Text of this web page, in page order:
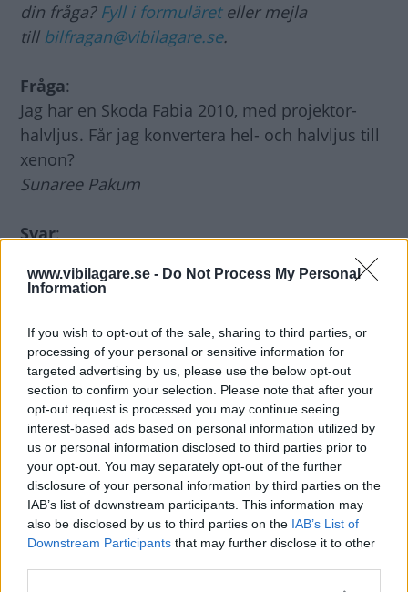
www.vibilagare.se - Do Not Process My Personal
Information
If you wish to opt-out of the sale, sharing to third parties, or
processing of your personal or sensitive information for
targeted advertising by us, please use the below opt-out
section to confirm your selection. Please note that after your
opt-out request is processed you may continue seeing
interest-based ads based on personal information utilized by
us or personal information disclosed to third parties prior to
your opt-out. You may separately opt-out of the further
disclosure of your personal information by third parties on the
IAB’s list of downstream participants. This information may
also be disclosed by us to third parties on the IAB’s List of
Downstream Participants that may further disclose it to other
din fråga? Fyll i formuläreteller mejla
till bilfragan@vibilagare.se.
Fråga:
Jag har en Skoda Fabia 2010, med projektor-
halvljus. Får jag konvertera hel- och halvljus till
xenon?
Sunaree Pakum
Svar:
Nej, det är inte tillåtet. All belysning ska vara E-
märkt och godkänd för just den aktuella bilen.
höjdreglering och strålkastarspolning också är
ett krav.
Erik Rönnblom, Vi Bilägare
Diskutera: Har du gjort några förändringar av
ljuset på din bil?
MISSA INTE KOMMANDE ARTIKLAR OM
STRÅLKASTARE & EXTRALJUS